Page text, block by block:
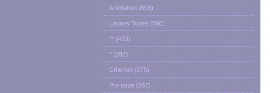
Animation (858)
Looney Tunes (560)
** (453)
* (392)
Criterion (275)
Pre-code (267)